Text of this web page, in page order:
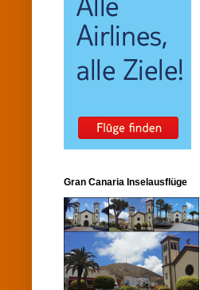
Gran Canaria Inselausflüge